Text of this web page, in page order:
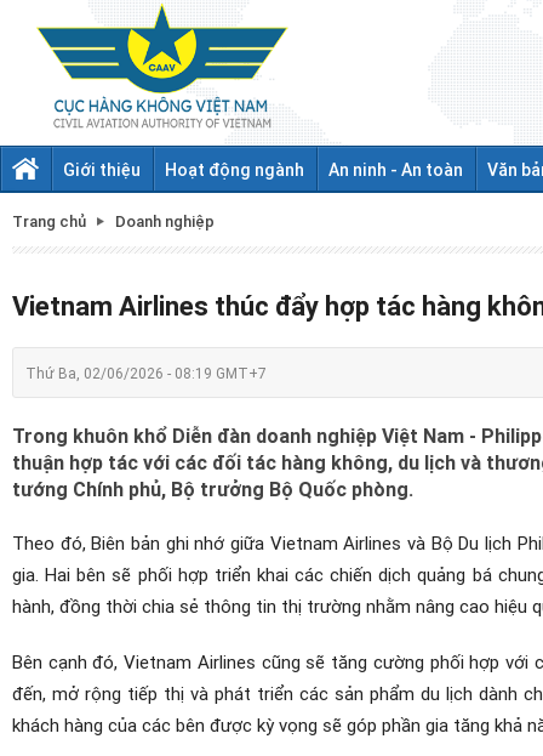
Giới thiệu Hoạt động ngành An ninh - An toàn Văn
Trang chủ Doanh nghiệp
Vietnam Airlines thúc đẩy hợp tác hàng
Thứ Ba, 02/06/2026 - 08:19 GMT+7
Trong khuôn khổ Diễn đàn doanh nghiệp Việt Nam -
thuận hợp tác với các đối tác hàng không, du lịch và
tướng Chính phủ, Bộ trưởng Bộ Quốc phòng.
Theo đó, Biên bản ghi nhớ giữa Vietnam Airlines và Bộ Du lịch
gia. Hai bên sẽ phối hợp triển khai các chiến dịch quảng bá
hành, đồng thời chia sẻ thông tin thị trường nhằm nâng cao hiệu
Bên cạnh đó, Vietnam Airlines cũng sẽ tăng cường phối hợp
đến, mở rộng tiếp thị và phát triển các sản phẩm du lịch dành
khách hàng của các bên được kỳ vọng sẽ góp phần gia tăng